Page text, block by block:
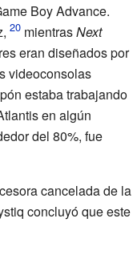
Boy Advance.
mientrasNext
eran diseñados por
videoconsolas
estaba trabajando
en algún
del 80%, fue
cancelada de la
concluyó que este